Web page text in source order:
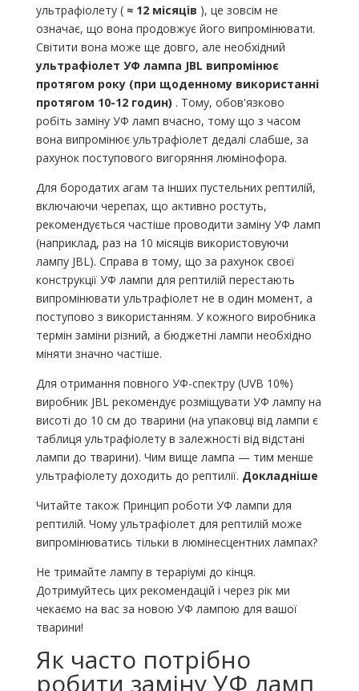
ультрафіолету ( ≈ 12 місяців ), це зовсім не
означає, що вона продовжує його випромінювати.
Світити вона може ще довго, але необхідний
ультрафіолет УФ лампа JBL випромінює
протягом року (при щоденному використанні
протягом 10-12 годин) . Тому, обов'язково
робіть заміну УФ ламп вчасно, тому що з часом
вона випромінює ультрафіолет дедалі слабше, за
рахунок поступового вигоряння люмінофора.
Для бородатих агам та інших пустельних рептилій,
включаючи черепах, що активно ростуть,
рекомендується частіше проводити заміну УФ ламп
(наприклад, раз на 10 місяців використовуючи
лампу JBL). Справа в тому, що за рахунок своєї
конструкції УФ лампи для рептилій перестають
випромінювати ультрафіолет не в один момент, а
поступово з використанням. У кожного виробника
термін заміни різний, а бюджетні лампи необхідно
міняти значно частіше.
Для отримання повного УФ-спектру (UVB 10%)
виробник JBL рекомендує розміщувати УФ лампу на
висоті до 10 см до тварини (на упаковці від лампи є
таблиця ультрафіолету в залежності від відстані
лампи до тварини). Чим вище лампа — тим менше
ультрафіолету доходить до рептилії. Докладніше
Читайте також Принцип роботи УФ лампи для
рептилій. Чому ультрафіолет для рептилій може
випромінюватись тільки в люмінесцентних лампах?
Не тримайте лампу в тераріумі до кінця.
Дотримуйтесь цих рекомендацій і через рік ми
чекаємо на вас за новою УФ лампою для вашої
тварини!
Як часто потрібно
робити заміну УФ ламп